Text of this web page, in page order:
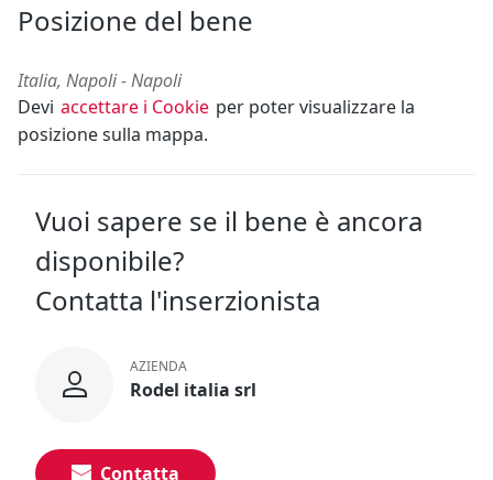
Posizione del bene
Italia, Napoli - Napoli
Devi accettare i Cookie per poter visualizzare la
posizione sulla mappa.
Vuoi sapere se il bene è ancora
disponibile?
Contatta l'inserzionista
AZIENDA
Rodel italia srl
Contatta